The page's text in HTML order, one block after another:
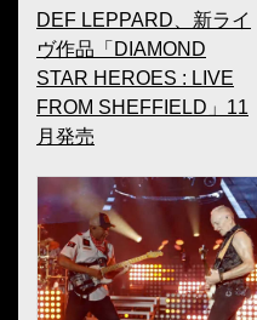
DEF LEPPARD、新ライ
ヴ作品「DIAMOND
STAR HEROES : LIVE
FROM SHEFFIELD」11
月発売